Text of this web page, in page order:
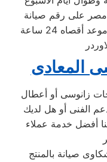
مصر على رقم صيانة
زانوسى لارسال مندوب الصيانة فى موعد أقصاه 24 ساعة
المعادى
زانوسى أو أعطال
الفنى أو هل لديك
أفضل خدمة عملاء
صيانة بالمنتج